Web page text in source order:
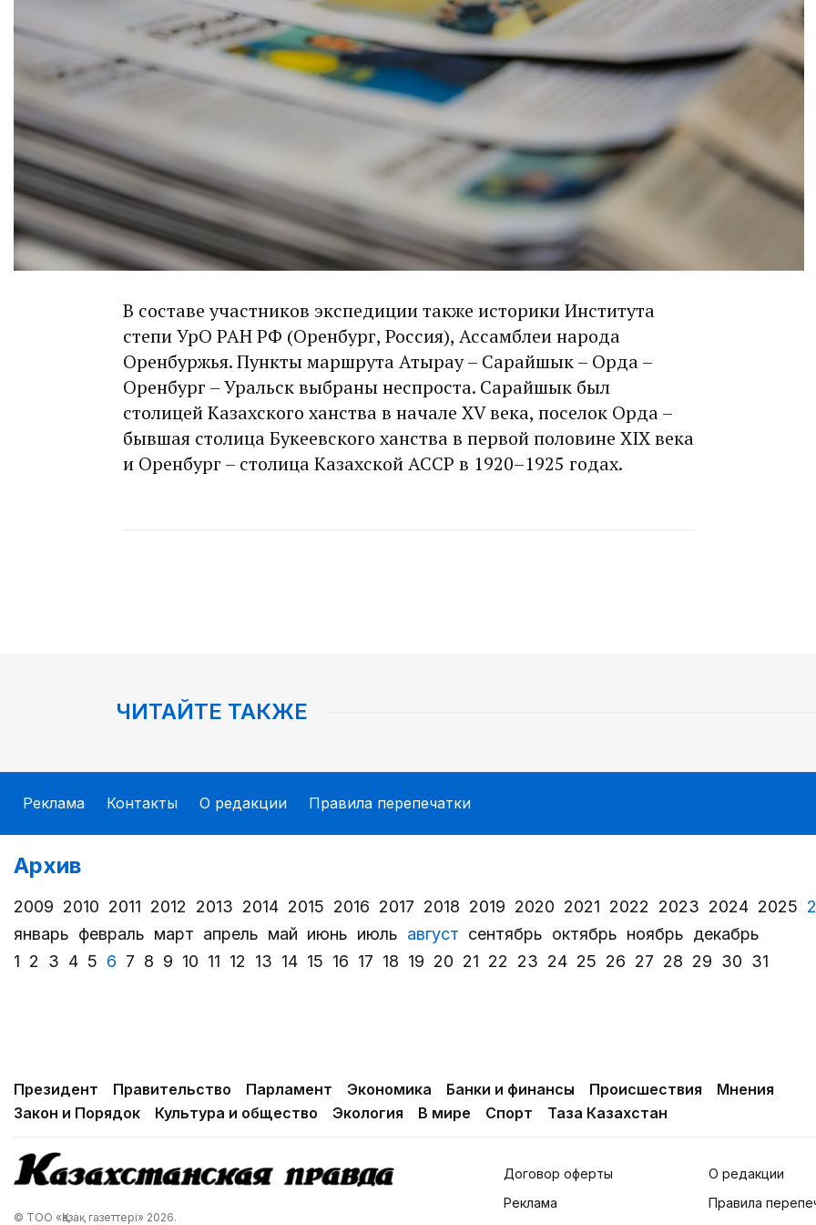
В составе участников экспедиции также историки Института
степи УрО РАН РФ (Оренбург, Россия), Ассамблеи народа
Оренбуржья. Пункты маршрута Атырау – Сарайшык – Орда –
Оренбург – Уральск выбраны неспроста. Сарайшык был
столицей Казахского ханства в начале XV века, поселок Орда –
бывшая столица Букеевского ханства в первой половине XIX века
и Оренбург – столица Казахской АССР в 1920–1925 годах.
ЧИТАЙТЕ ТАКЖЕ
Реклама Контакты О редакции Правила перепечатки
Архив
2009 2010 2011 2012 2013 2014 2015 2016 2017 2018 2019 2020 2021 2022 2023 2024 2025
январь февраль март апрель май июнь июль август сентябрь октябрь ноябрь декабрь
1 2 3 4 5 6 7 8 9 10 11 12 13 14 15 16 17 18 19 20 21 22 23 24 25 26 27 28 29 30 31
Президент Правительство Парламент Экономика Банки и финансы Происшествия
Мнения
Закон и Порядок
Культура и общество Экология В мире Спорт Таза Казахстан
Договор оферты
Реклама
О редакции
Правила
© ТОО «Қазақ газеттері» 2026.